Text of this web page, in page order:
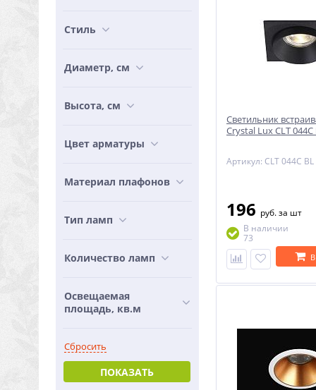
Стиль
Диаметр, см
Высота, см
Цвет арматуры
Материал плафонов
Тип ламп
Количество ламп
Освещаемая
площадь, кв.м
Сбросить
ПОКАЗАТЬ
Светильник
Crystal Lux CLT 044C
Артикул: CLT 044C BL
196 руб.за шт
В наличии
73